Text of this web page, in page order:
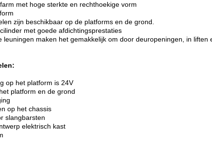
met hoge sterkte en rechthoekige vorm
zijn beschikbaar op de platforms en de grond.
met goede afdichtingsprestaties
leuningen maken het gemakkelijk om door deuropeningen, in
op het platform is 24V
platform en de grond
op het chassis
slangbarsten
elektrisch kast